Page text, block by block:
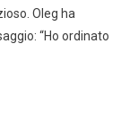
Oleg ha
“Ho ordinato